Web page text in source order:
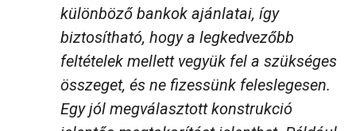
különböző bankok ajánlatai, így
biztosítható, hogy a legkedvezőbb
feltételek mellett vegyük fel a szükséges
összeget, és ne fizessünk feleslegesen.
Egy jól megválasztott konstrukció